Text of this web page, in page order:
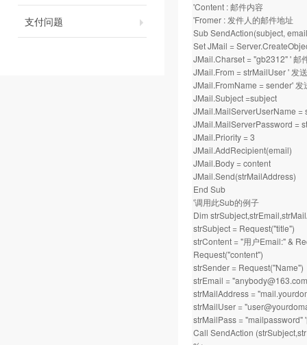
支付问题
'Content : 邮件内容
'Fromer : 发件人的邮件地址
Sub SendAction(subject,
Set JMail =
JMail.Charset = "gb2312" ' 邮
JMail.From = strMailUser ' 发
JMail.FromName = sender' 发
JMail.Subject =subject
JMail.MailServerUserName =
JMail.MailServerPassword =
JMail.Priority = 3
JMail.AddRecipient(email)
JMail.Body = content
JMail.Send(strMailAddress)
End Sub
'调用此Sub的例子
Dim
strSubject = Request("title")
strContent = "用户Email:" &
Request("content")
strSender = Request("Name")
strEmail =
strMailAddress =
strMailUser =
strMailPass = "mailpassword"
Call SendAction